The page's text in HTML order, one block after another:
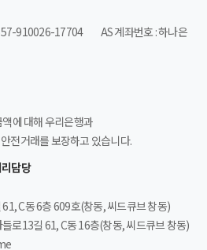
910026-17704
AS 계좌번호 : 하나은
에 대해 우리은행과
전거래를 보장하고 있습니다.
담당
C동 6층 609호(창동, 씨드큐브 창동)
로13길 61, C동 16층(창동, 씨드큐브 창동)